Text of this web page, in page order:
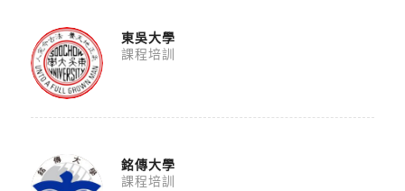
東吳大學
課程培訓
銘傳大學
課程培訓